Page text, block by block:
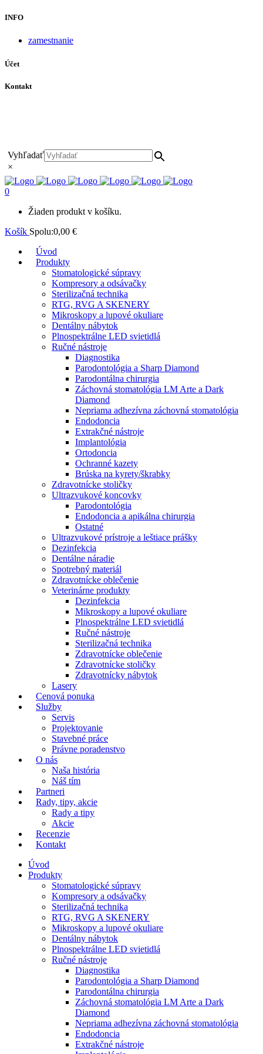
INFO
zamestnanie
Účet
Kontakt
Vyhľadať
×
0
Žiaden produkt v košíku.
Košík Spolu:0,00 €
Úvod
Produkty
Stomatologické súpravy
Kompresory a odsávačky
Sterilizačná technika
RTG, RVG A SKENERY
Mikroskopy a lupové okuliare
Dentálny nábytok
Plnospektrálne LED svietidlá
Ručné nástroje
Diagnostika
Parodontológia a Sharp Diamond
Parodontálna chirurgia
Záchovná stomatológia LM Arte a Dark
Diamond
Nepriama adhezívna záchovná stomatológia
Endodoncia
Extrakčné nástroje
Implantológia
Ortodoncia
Ochranné kazety
Brúska na kyrety/škrabky
Zdravotnícke stoličky
Ultrazvukové koncovky
Parodontológia
Endodoncia a apikálna chirurgia
Ostatné
Ultrazvukové prístroje a leštiace prášky
Dezinfekcia
Dentálne náradie
Spotrebný materiál
Zdravotnícke oblečenie
Veterinárne produkty
Dezinfekcia
Mikroskopy a lupové okuliare
Plnospektrálne LED svietidlá
Ručné nástroje
Sterilizačná technika
Zdravotnícke oblečenie
Zdravotnícke stoličky
Zdravotnícky nábytok
Lasery
Cenová ponuka
Služby
Servis
Projektovanie
Stavebné práce
Právne poradenstvo
O nás
Naša história
Náš tím
Partneri
Rady, tipy, akcie
Rady a tipy
Akcie
Recenzie
Kontakt
Úvod
Produkty
Stomatologické súpravy
Kompresory a odsávačky
Sterilizačná technika
RTG, RVG A SKENERY
Mikroskopy a lupové okuliare
Dentálny nábytok
Plnospektrálne LED svietidlá
Ručné nástroje
Diagnostika
Parodontológia a Sharp Diamond
Parodontálna chirurgia
Záchovná stomatológia LM Arte a Dark
Diamond
Nepriama adhezívna záchovná stomatológia
Endodoncia
Extrakčné nástroje